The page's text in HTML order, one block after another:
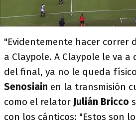
"Evidentemente hacer correr
a Claypole. A Claypole le va
del final, ya no le queda
Senosiain en la transmisión
como el relator Julián Bricco
con los cánticos: "Estos son